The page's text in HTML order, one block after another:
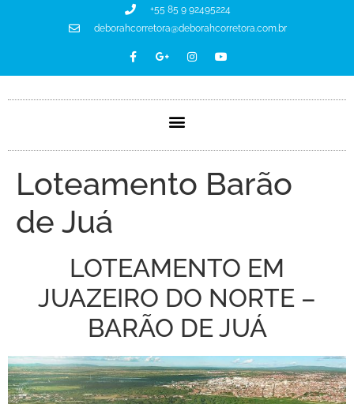
+55 85 9 92495224
deborahcorretora@deborahcorretora.com.br
Loteamento Barão
de Juá
LOTEAMENTO EM
JUAZEIRO DO NORTE –
BARÃO DE JUÁ